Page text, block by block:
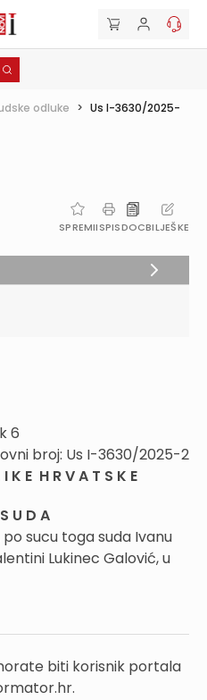
odluke > Us I-3630/2025-
SPREMIISPISDOCBILJEŠKE
6
broj: Us I-3630/2025-2
K E H R V A T S K E
U D A
sucu toga suda Ivanu
Lukinec Galović, u
biti korisnik portala